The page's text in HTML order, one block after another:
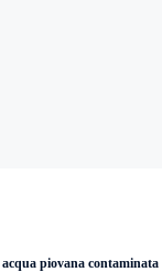
acqua piovana contaminata